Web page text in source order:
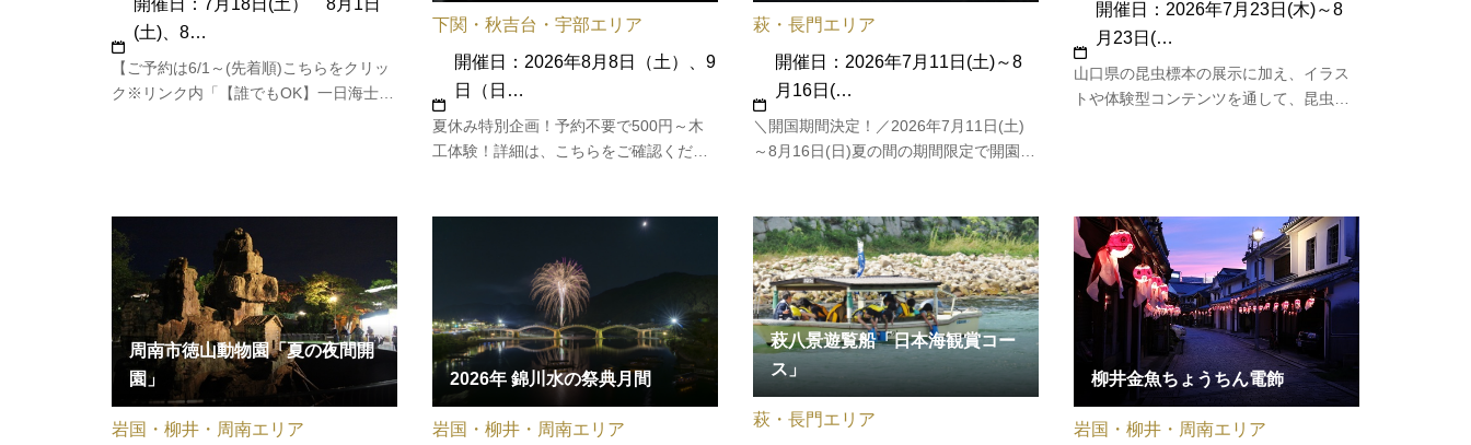
【ご予約は6/1～(先着順)こちらをクリッ
ク※リンク内「【誰でもOK】一日海士体
れています。漁業者以外が獲ると密…
開催日：7月18日(土） 8月1日
(土)、8…
夏休み特別企画！予約不要で500円～木
工体験！詳細は、こちらをご確認くださ
下関・秋吉台・宇部エリア
開催日：2026年8月8日（土）、9
日（日…
＼開国期間決定！／2026年7月11日(土)
～8月16日(日)夏の間の期間限定で開園す
と虫ドーム」、1.5ヘクタールのクヌギ林
を整備し昆虫採集ができる「昆虫の
森」、そして、カブトムシ等の販売・…
萩・長門エリア
開催日：2026年7月11日(土)～8
月16日(…
山口県の昆虫標本の展示に加え、イラス
トや体験型コンテンツを通して、昆虫た
県内ならではの昆虫や、地域文化と…
開催日：2026年7月23日(木)～8
月23日(…
周南市徳山動物園「夏の夜間開
園」
岩国・柳井・周南エリア
2026年 錦川水の祭典月間
岩国・柳井・周南エリア
萩八景遊覧船「日本海観賞コー
ス」
萩・長門エリア
柳井金魚ちょうちん電飾
岩国・柳井・周南エリア